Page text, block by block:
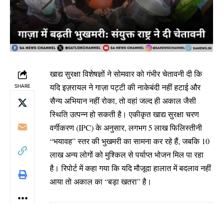
SHARE
खाद्य सुरक्षा विशेषज्ञों ने सोमवार को गंभीर चेतावनी दी कि
यदि इज़रायल ने गाज़ा पट्टी की नाकेबंदी नहीं हटाई और
सैन्य अभियान नहीं रोका, तो वहां जल्द ही अकाल जैसी
स्थिति उत्पन्न हो सकती है। एकीकृत खाद्य सुरक्षा चरण
वर्गीकरण (IPC) के अनुसार, लगभग 5 लाख फिलिस्तीनी
“भयावह” स्तर की भुखमरी का सामना कर रहे हैं, जबकि 10
लाख अन्य लोगों को मुश्किल से पर्याप्त भोजन मिल पा रहा
है। रिपोर्ट में कहा गया कि यदि मौजूदा हालात में बदलाव नहीं
आया तो अकाल का “बड़ा खतरा” है।